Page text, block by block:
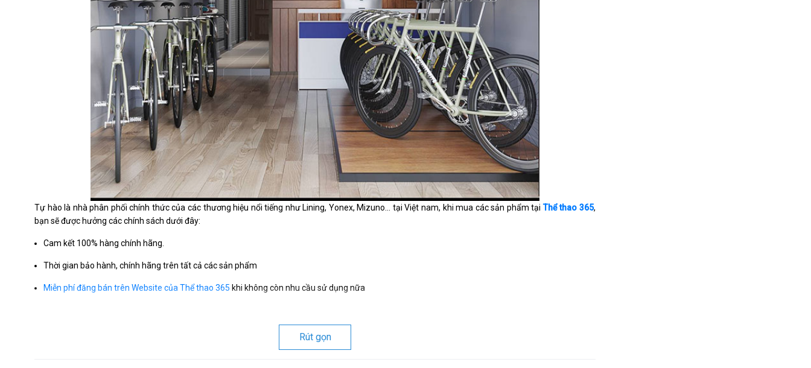
Tự hào là nhà phân phối chính thức của các thương hiệu nổi tiếng như Lining, Yonex, Mizuno... tại Việt nam, khi mua các sản phẩm tạiThể thao 365,
bạn sẽ được hưởng các chính sách dưới đây:
Cam kết 100% hàng chính hãng.
Thời gian bảo hành, chính hãng trên tất cả các sản phẩm
Miễn phí đăng bán trên Website của Thể thao 365 khi không còn nhu cầu sử dụng nữa
Rút gọn